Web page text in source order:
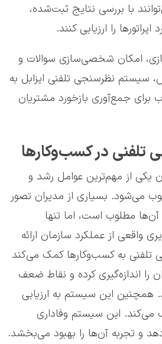
با بررسی نتایج ثبت‌شده،
را ارزیابی کنند.
امکان شخصی‌سازی سوالات و
سیستم نظرسنجی تلفنی ایزابل به
برای جمع‌آوری بازخورد مشتریان
در کسب‌وکارها
یکی از مهم‌ترین عوامل رشد و
می‌شود. بسیاری از مدیران تصور
مطلوب است، اما تنها
واقعی از عملکرد سازمان ارائه
به کسب‌وکارها کمک می‌کند
را اندازه‌گیری کرده و نقاط ضعف
همچنین این سیستم به ارزیابی
می‌کند. این سیستم وفاداری
و تجربه آن‌ها را بهبود می‌بخشد.